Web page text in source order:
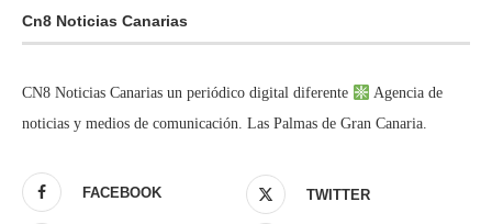
Cn8 Noticias Canarias
CN8 Noticias Canarias un periódico digital diferente
Agencia de
noticias y medios de comunicación. Las Palmas de Gran Canaria.
FACEBOOK TWITTER